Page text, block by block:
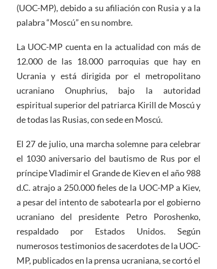
(UOC-MP), debido a su afiliación con Rusia y a la
palabra “Moscú” en su nombre.
La UOC-MP cuenta en la actualidad con más de
12.000 de las 18.000 parroquias que hay en
Ucrania y está dirigida por el metropolitano
ucraniano Onuphrius, bajo la autoridad
espiritual superior del patriarca Kirill de Moscú y
de todas las Rusias, con sede en Moscú.
El 27 de julio, una marcha solemne para celebrar
el 1030 aniversario del bautismo de Rus por el
príncipe Vladimir el Grande de Kiev en el año 988
d.C. atrajo a 250.000 fieles de la UOC-MP a Kiev,
a pesar del intento de sabotearla por el gobierno
ucraniano del presidente Petro Poroshenko,
respaldado por Estados Unidos. Según
numerosos testimonios de sacerdotes de la UOC-
MP, publicados en la prensa ucraniana, se cortó el